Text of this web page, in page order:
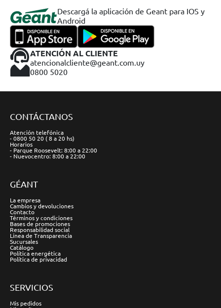
Descargá la aplicación de Geant para IOS y
Android
ATENCIÓN AL CLIENTE
atencionalcliente@geant.com.uy
0800 5020
CONTÁCTANOS
Atención telefónica
- 0800 50 20 ( 8 a 20 hs)
Horarios
- Parque Roosevelt: 8:00 a 22:00
- Nuevocentro: 8:00 a 22:00
GÉANT
La empresa
Cambios y devoluciones
Contacto
Términos y condiciones
Bases de promociones
Responsabilidad social
Línea de Transparencia
Sucursales
Catálogo
Política energética
Política de privacidad
SERVICIOS
Mis pedidos